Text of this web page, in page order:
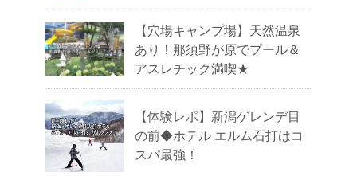
【穴場キャンプ場】天然温泉
あり！那須野が原でプール＆
アスレチック満喫★
【体験レポ】新潟ゲレンデ目
の前◆ホテル エルム石打はコ
スパ最強！